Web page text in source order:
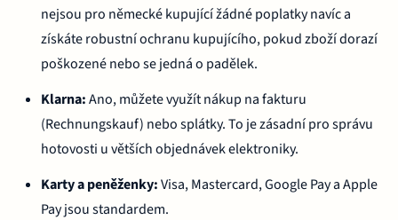
nejsou pro německé kupující žádné poplatky navíc a
získáte robustní ochranu kupujícího, pokud zboží dorazí
poškozené nebo se jedná o padělek.
Klarna:Ano, můžete využít nákup na fakturu
(Rechnungskauf) nebo splátky. To je zásadní pro správu
hotovosti u větších objednávek elektroniky.
Karty a peněženky:Visa, Mastercard, Google Pay a Apple
Pay jsou standardem.